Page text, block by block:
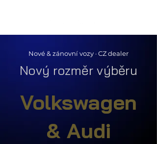
Nové & zánovní vozy · CZ dealer
Nový rozměr výběru
Volkswagen
& Audi